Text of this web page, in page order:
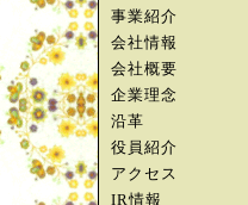
事業紹介
会社情報
会社概要
企業理念
沿革
役員紹介
アクセス
IR情報